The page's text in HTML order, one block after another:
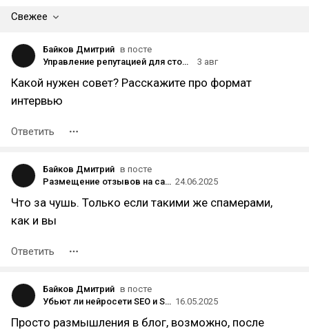
Свежее
Байков Дмитрий в посте
Управление репутацией для стоматологов и стоматологических клиник
3 авг
Какой нужен совет? Расскажите про формат
интервью
Ответить
Байков Дмитрий в посте
Размещение отзывов на сайтах-отзовиках. С чего начать и о чем нужно знать? 24.06.2025
Что за чушь. Только если такими же спамерами,
как и вы
Ответить
Байков Дмитрий в посте
Убьют ли нейросети SEO и SERM? 16.05.2025
Просто размышления в блог, возможно, после